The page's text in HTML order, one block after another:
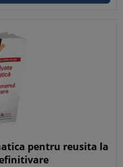
pentru reusita la